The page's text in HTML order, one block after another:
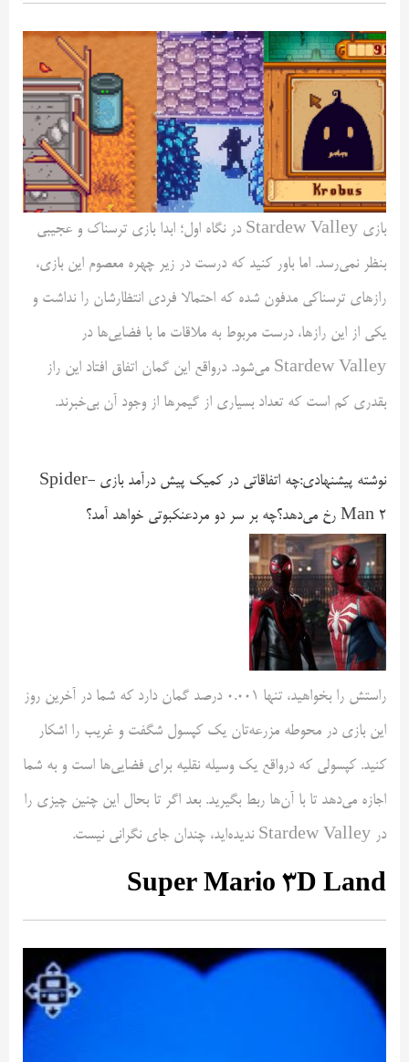
بازی Stardew Valley در نگاه اول؛ ابدا بازی ترسناک و عجیبی
بنظر نمی‌رسد. اما باور کنید که درست در زیر چهره معصوم این بازی،
رازهای ترسناکی مدفون شده که احتمالا فردی انتظارشان را نداشت و
یکی از این رازها، درست مربوط به ملاقات ما با فضایی‌ها در
Stardew Valley می‌شود. درواقع این گمان اتفاق افتاد این راز
بقدری کم است که تعداد بسیاری از گیمرها از وجود آن بی‌خبرند.
نوشته پیشنهادی:
چه اتفاقاتی در کمیک پیش درآمد بازی Spider-
Man 2 رخ می‌دهد؟
چه بر سر دو مردعنکبوتی خواهد آمد؟
راستش را بخواهید، تنها ۰.۰۰۱ درصد گمان دارد که شما در آخرین روز
این بازی در محوطه مزرعه‌تان یک کپسول شگفت و غریب را اشکار
کنید. کپسولی که درواقع یک وسیله نقلیه برای فضایی‌ها است و به شما
اجازه می‌دهد تا با آن‌ها ربط بگیرید. بعد اگر تا بحال این چنین چیزی را
در Stardew Valley ندیده‌اید، چندان جای نگرانی نیست.
Super Mario 3D Land